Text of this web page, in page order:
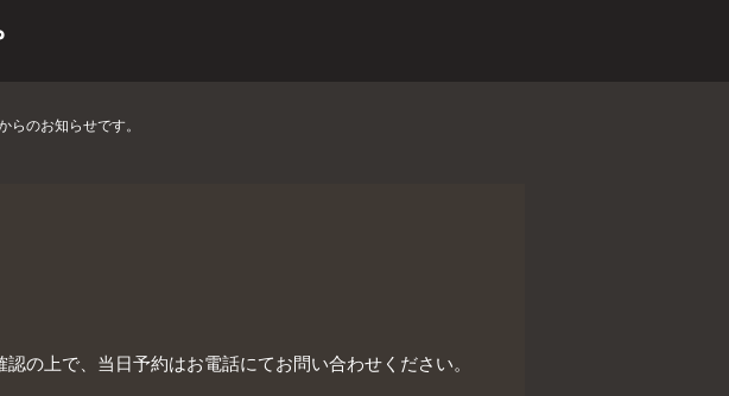
らのお知らせです。
の上で、当日予約はお電話にてお問い合わせください。